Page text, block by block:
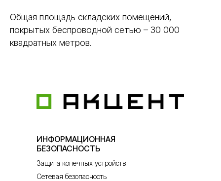
Общая площадь складских помещений,
покрытых беспроводной сетью – 30 000
квадратных метров.
Сетевая безопасность
Защита конечных устройств
ИНФОРМАЦИОННАЯ
БЕЗОПАСНОСТЬ